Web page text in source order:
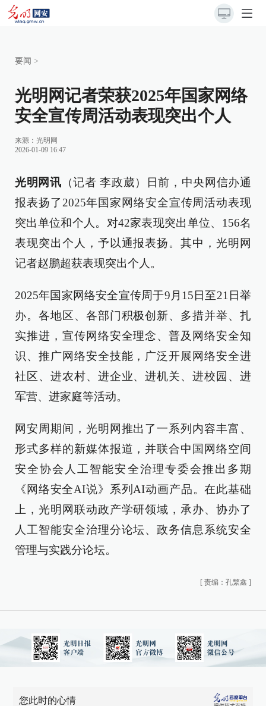
要闻 >
光明网记者荣获2025年国家网络
安全宣传周活动表现突出个人
来源： 光明网
2026-01-09 16:47
光明网讯 （记者 李政葳）日前，中央网信办通
报表扬了2025年国家网络安全宣传周活动表现
突出单位和个人。对42家表现突出单位、156名
表现突出个人，予以通报表扬。其中，光明网
记者赵鹏超获表现突出个人。
2025年国家网络安全宣传周于9月15日至21日举
办。各地区、各部门积极创新、多措并举、扎
实推进，宣传网络安全理念、普及网络安全知
识、推广网络安全技能，广泛开展网络安全进
社区、进农村、进企业、进机关、进校园、进
军营、进家庭等活动。
网安周期间，光明网推出了一系列内容丰富、
形式多样的新媒体报道，并联合中国网络空间
安全协会人工智能安全治理专委会推出多期
《网络安全AI说》系列AI动画产品。在此基础
上，光明网联动政产学研领域，承办、协办了
人工智能安全治理分论坛、政务信息系统安全
管理与实践分论坛。
[ 责编：孔繁鑫 ]
您此时的心情